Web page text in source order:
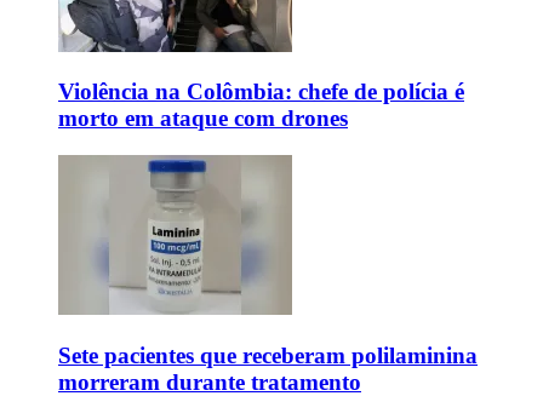
Violência na Colômbia: chefe de polícia é
morto em ataque com drones
Sete pacientes que receberam polilaminina
morreram durante tratamento